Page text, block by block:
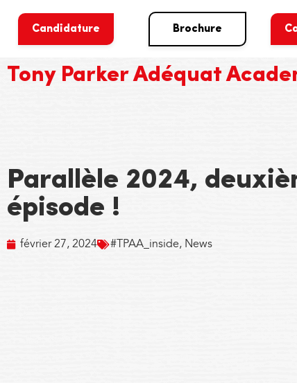
Candidature Brochure
Tony Parker Adéquat
Parallèle 2024,
épisode !
février 27, 2024 #TPAA_inside, News